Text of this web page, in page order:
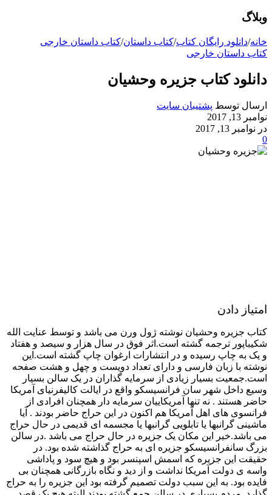
وبلاگ
خانه/دانلود رایگان کتاب/کتاب داستان/کتاب داستان خارجی
کتاب داستان خارجی
دانلود کتاب جزیره وحشیان
ارسال توسط پشتیبان سایت
نوامبر 13, 2017
در نوامبر 13, 2017
0
امتیاز دادن
کتاب جزیره وحشیان نوشته ژول ورن می باشد و توسط عنایت الله
شکیباپور ترجمه گشته است.اثر فوق در سال هزار و سیصد و هفتاد
و یک به چاپ رسیده و در انتشارات ارغوان چاپ گشته است.این
نوشته با زبان فارسی و دارای تعداد دویست و چهل و هشت صفحه
است.جمعیت بسیار زیادی از سرمایه گذاران در یک سالن بسیار
وسیع داخل شهر سان فرانسیسکو واقع در ایالت کالیفرنیای آمریکا
حاضر هستند . نه تنها آمریکاییان سرمایه دار همچنان افرادی از
فرانسوی های اهل آمریکا هم اکنون در این حراج حاضر بودند . آیا
ماشینی گرانبها یا تابلویی گرانبها یا مجسمه ای قدیمی در حال حراج
می باشد.خیر این مکان یک جزیره در حال حراج می باشد .در سالن
بزرگ سانفرانسیسکو جزیره ای به حراج گذاشته شده بود. در
حقیقت این جزیره که اسمش اسپنسر بود و هیچ سود و پاداشی
واسه ی دولت آمریکا نداشت و از دید و نگاه بازرگانی همچنان بی
فایده بود. به این سبب دولت تصمیم گرفته بود این جزیره را به حراج